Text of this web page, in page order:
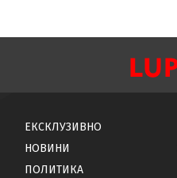
ЕКСКЛУЗИВНО
НОВИНИ
ПОЛИТИКА